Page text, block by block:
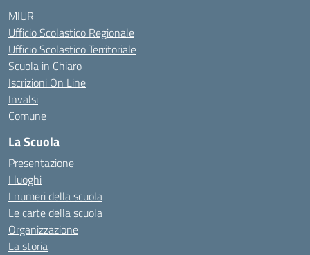
MIUR
Ufficio Scolastico Regionale
Ufficio Scolastico Territoriale
Scuola in Chiaro
Iscrizioni On Line
Invalsi
Comune
La Scuola
Presentazione
I luoghi
I numeri della scuola
Le carte della scuola
Organizzazione
La storia